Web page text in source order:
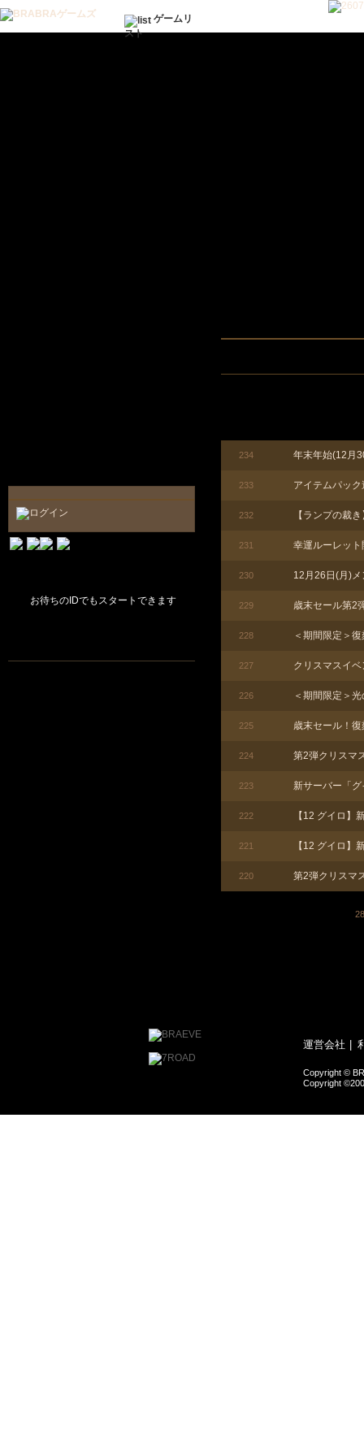
ゲームリ
スト
お待ちのIDでもスタートできます
234 年末年始(12月
233 アイテムパック
232 【ランプの裁
231 幸運ルーレット
230 12月26日(月)
229 歳末セール第2
228 ＜期間限定＞
227 クリスマスイ
226 ＜期間限定＞
225 歳末セール！
224 第2弾クリスマ
223 新サーバー「
222 【12 グイロ】
221 【12 グイロ】
220 第2弾クリスマ
運営会社
Copyright ©
Copyright